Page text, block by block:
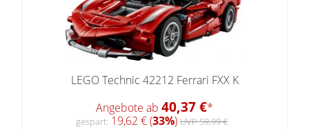
LEGO Technic 42212 Ferrari FXX K
Angebote ab 40,37 €*
gespart: 19,62 € (33%) UVP 59,99 €